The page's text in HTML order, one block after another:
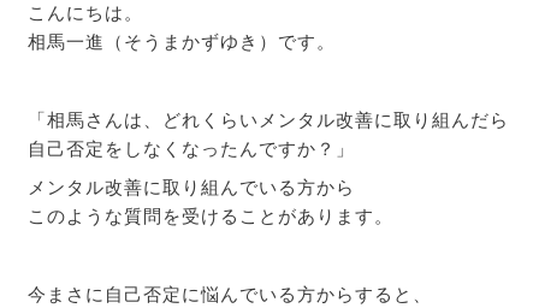
こんにちは。
相馬一進（そうまかずゆき）です。
「相馬さんは、どれくらいメンタル改善に取り組んだら
自己否定をしなくなったんですか？」
メンタル改善に取り組んでいる方から
このような質問を受けることがあります。
今まさに自己否定に悩んでいる方からすると、